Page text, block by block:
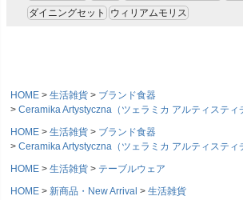
ダイニングセット
ウィリアムモリス
HOME 生活雑貨
ブランド食器
Ceramika Artystyczna（ツェラミカ アルティスティ
HOME
生活雑貨
ブランド食器
Ceramika Artystyczna（ツェラミカ アルティスティ
HOME
生活雑貨
テーブルウェア
HOME
新商品・New Arrival 生活雑貨